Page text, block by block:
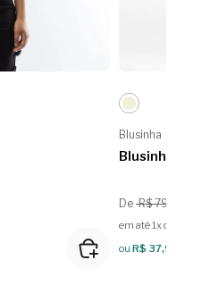
Blusinha
Blusinha
De R$ 79,99
em até 1x de R$
ou R$ 37,99